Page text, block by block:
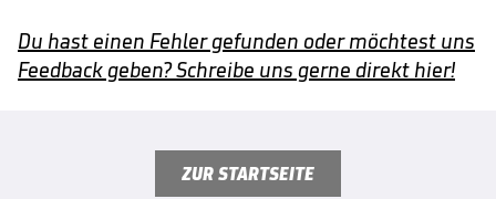
Du hast einen Fehler gefunden oder möchtest uns
Feedback geben? Schreibe uns gerne direkt hier!
ZUR STARTSEITE